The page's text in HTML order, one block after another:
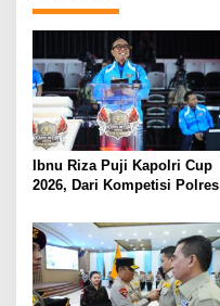
Ibnu Riza Puji Kapolri Cup
2026, Dari Kompetisi Polres